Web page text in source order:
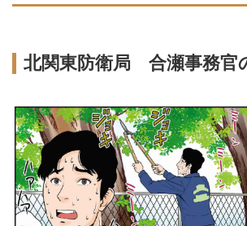
北関東防衛局 合瀬事務官